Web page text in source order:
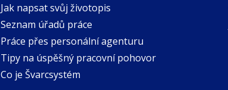
Jak napsat svůj životopis
Seznam úřadů práce
Práce přes personální agenturu
Tipy na úspěšný pracovní pohovor
Co je Švarcsystém